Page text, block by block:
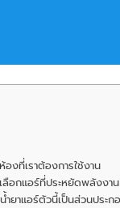
งที่เราต้องการใช้งาน
อกแอร์ที่ประหยัดพลังงา
ำยาแอร์ตัวนี้เป็นส่วนประ